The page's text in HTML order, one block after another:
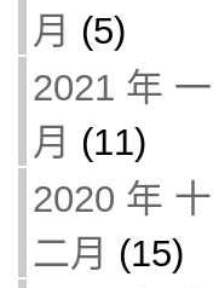
月 (5)
2021 年 一
月 (11)
2020 年 十
二月 (15)